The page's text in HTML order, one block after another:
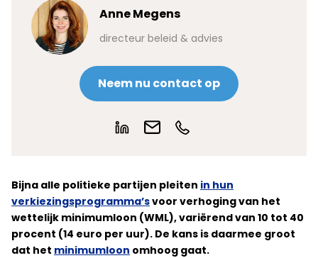
Anne Megens
directeur beleid & advies
Neem nu contact op
Bijna alle politieke partijen pleiten in hun
verkiezingsprogramma’svoor verhoging van het
wettelijk minimumloon (WML), variërend van 10 tot 40
procent (14 euro per uur). De kans is daarmee groot
dat het minimumloon omhoog gaat.